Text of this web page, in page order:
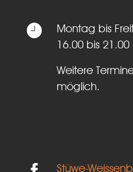
Montag bis
16.00 bis 21.00
Weitere
möglich.
Stüwe-